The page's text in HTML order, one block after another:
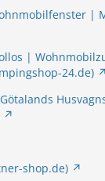
|
|
24.de)
shop.de)